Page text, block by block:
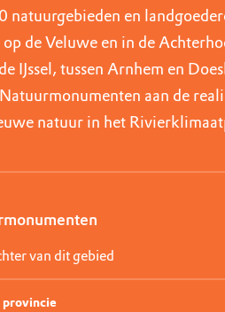
natuurgebieden en
de Veluwe en in de
IJssel, tussen Arnhem en
aan de
natuur in het
van dit gebied
provincie